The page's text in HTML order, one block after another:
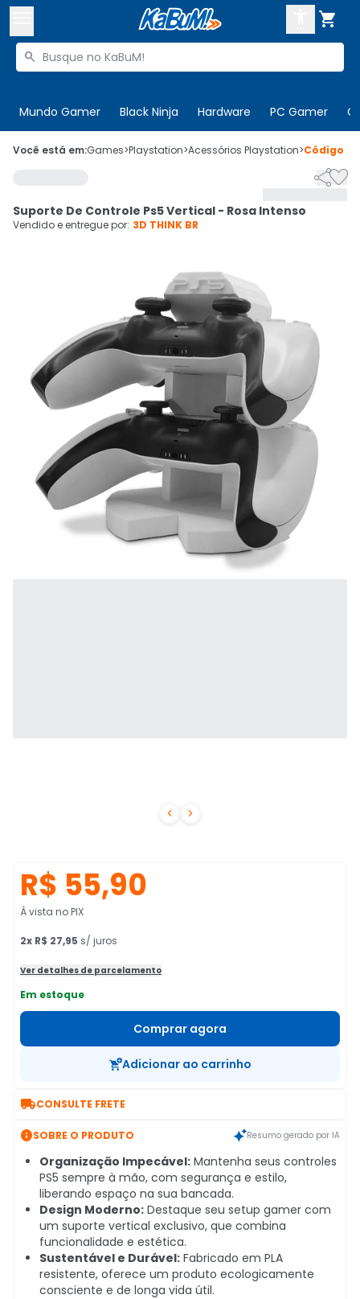

Buscar produtos

Mundo Gamer Black Ninja Hardware PC Gamer
 Olá. Acesse sua conta
Cupons
Ativar tradutor em libras
CADASTRE-SE
Você está em:Games>Playstation>Acessórios Playstation>Código
 

Suporte De Controle Ps5 Vertical - Rosa Intenso
Vendido e entregue por: 3D THINK BR
R$ 55,90
À vista no PIX
2x R$ 27,95 s/ juros
Ver detalhes de parcelamento
Em estoque
Comprar agora
Adicionar ao carrinho
CONSULTE FRETE
SOBRE O PRODUTO Resumo gerado por IA
Organização Impecável: Mantenha seus controles
PS5 sempre à mão, com segurança e estilo,
liberando espaço na sua bancada.
Design Moderno: Destaque seu setup gamer com
um suporte vertical exclusivo, que combina
funcionalidade e estética.
Sustentável e Durável: Fabricado em PLA
resistente, oferece um produto ecologicamente
consciente e de longa vida útil.